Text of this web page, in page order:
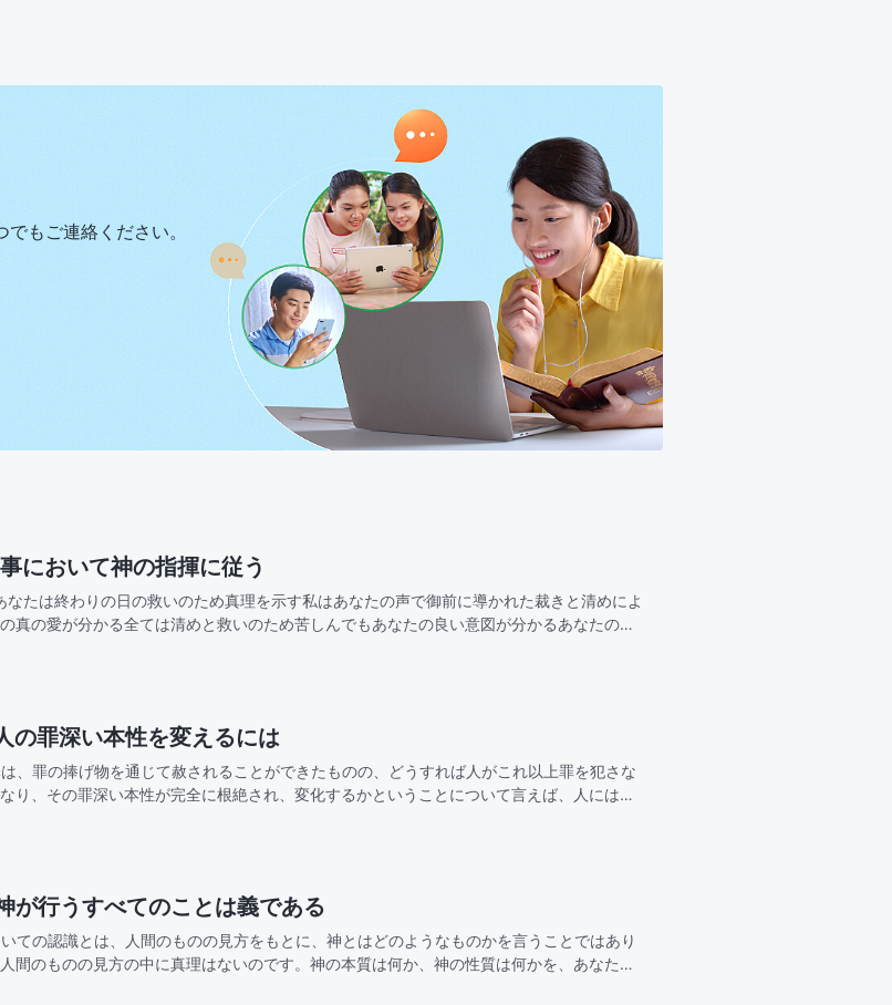
もご連絡ください。
において神の指揮に従う
なたは終わりの日の救いのため真理を示す私はあなたの声で御前に導かれた裁きと清めによ
真の愛が分かる全ては清めと救いのため苦しんでもあなたの良い意図が分かるあなたの裁
の罪深い本性を変えるには
、罪の捧げ物を通じて赦されることができたものの、どうすれば人がこれ以上罪を犯さな
り、その罪深い本性が完全に根絶され、変化するかということについて言えば、人にはそ
が行うすべてのことは義である
ての認識とは、人間のものの見方をもとに、神とはどのようなものかを言うことではあり
間のものの見方の中に真理はないのです。神の本質は何か、神の性質は何かを、あなたは